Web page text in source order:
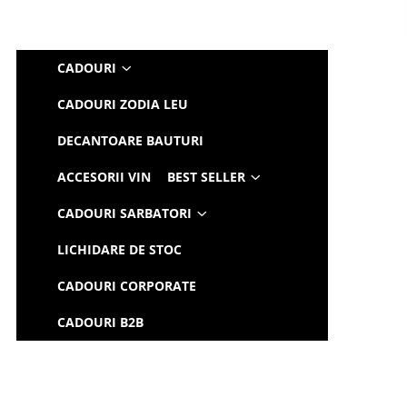
CADOURI
CADOURI ZODIA LEU
DECANTOARE BAUTURI
ACCESORII VIN BEST SELLER
CADOURI SARBATORI
LICHIDARE DE STOC
CADOURI CORPORATE
CADOURI B2B